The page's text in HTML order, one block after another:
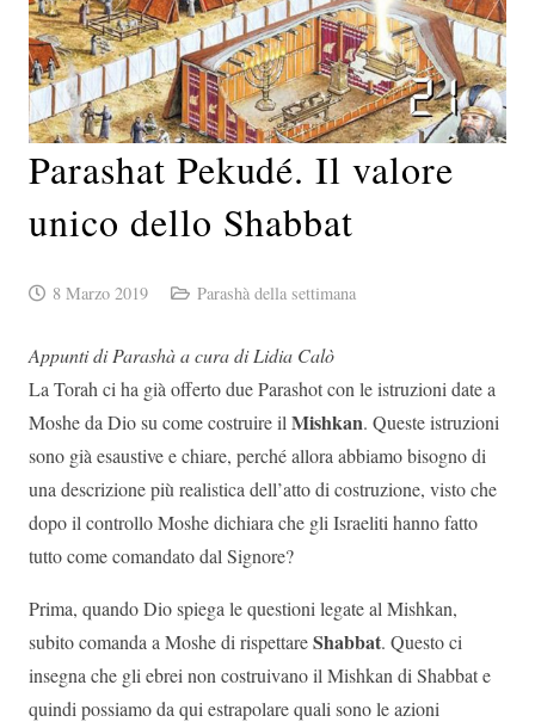
Parashat Pekudé. Il valore
unico dello Shabbat
8 Marzo 2019 Parashà della settimana
Appunti di Parashà a cura di Lidia Calò
La Torah ci ha già offerto due Parashot con le istruzioni date a
Moshe da Dio su come costruire ilMishkan. Queste istruzioni
sono già esaustive e chiare, perché allora abbiamo bisogno di
una descrizione più realistica dell’atto di costruzione, visto che
dopo il controllo Moshe dichiara che gli Israeliti hanno fatto
tutto come comandato dal Signore?
Prima, quando Dio spiega le questioni legate al Mishkan,
subito comanda a Moshe di rispettareShabbat. Questo ci
insegna che gli ebrei non costruivano il Mishkan di Shabbat e
quindi possiamo da qui estrapolare quali sono le azioni